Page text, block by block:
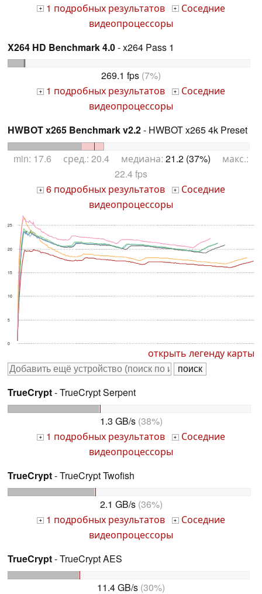
+ 1 подробных результатов + Соседние
видеопроцессоры
X264 HD Benchmark 4.0- x264 Pass 1
269.1 fps (7%)
+ 1 подробных результатов + Соседние
видеопроцессоры
HWBOT x265 Benchmark v2.2- HWBOT x265 4k Preset
min: 17.6 сред.: 20.4 медиана: 21.2 (37%) макс.:
22.4 fps
+ 6 подробных результатов + Соседние
видеопроцессоры
0
5
10
15
20
25
открыть легенду карты
TrueCrypt- TrueCrypt Serpent
1.3 GB/s(38%)
+ 1 подробных результатов + Соседние
видеопроцессоры
TrueCrypt- TrueCrypt Twofish
2.1 GB/s(36%)
+ 1 подробных результатов + Соседние
видеопроцессоры
TrueCrypt- TrueCrypt AES
11.4 GB/s (30%)